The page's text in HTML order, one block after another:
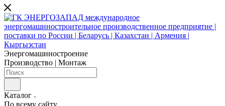
Энергомашиностроение
Производство | Монтаж
Каталог
По всему сайту